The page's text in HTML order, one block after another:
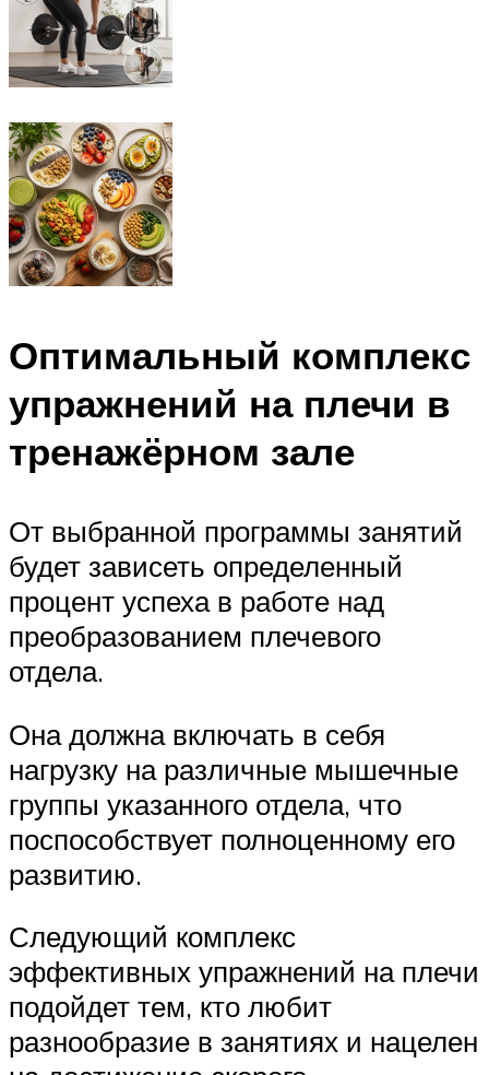
Оптимальный комплекс
упражнений на плечи в
тренажёрном зале
От выбранной программы занятий
будет зависеть определенный
процент успеха в работе над
преобразованием плечевого
отдела.
Она должна включать в себя
нагрузку на различные мышечные
группы указанного отдела, что
поспособствует полноценному его
развитию.
Следующий комплекс
эффективных упражнений на плечи
подойдет тем, кто любит
разнообразие в занятиях и нацелен